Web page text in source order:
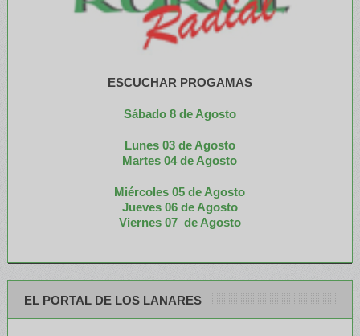
ESCUCHAR PROGAMAS
Sábado 8 de Agosto
Lunes 03 de Agosto
Martes 04 de Agosto
Miércoles 05 de Agosto
Jueves 06 de Agosto
Viernes 07 de Agosto
EL PORTAL DE LOS LANARES